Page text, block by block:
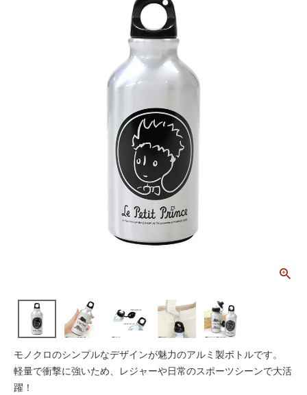
モノクロのシンプルなデザインが魅力のアルミ製ボトルです。
軽量で衝撃に強いため、レジャーや日常のスポーツシーンで大活
躍！